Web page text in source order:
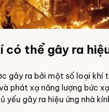
có thể gây ra
gây ra bởi một số loại
phát xạ năng lượng bức
yếu gây ra hiệu ứng nhà